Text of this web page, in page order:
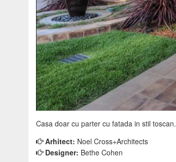
Casa doar cu parter cu fatada in stil toscan.
Arhitect: Noel Cross+Architects
Designer: Bethe Cohen